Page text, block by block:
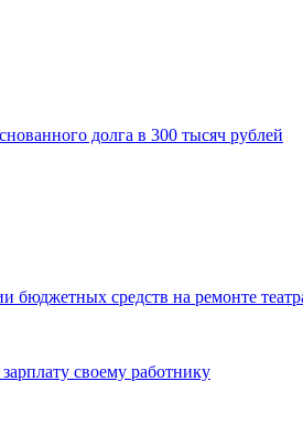
долга в 300 тысяч рублей
средств на ремонте
своему работнику